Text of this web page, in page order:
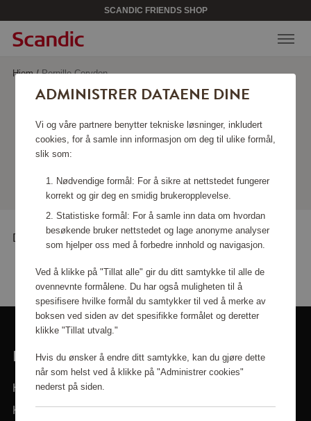
SCANDIC FRIENDS SHOP
Hjem/Pernille Corydon
PERNILLE CORYDON
Det er ingen produkter å vise akkurat nå
ADMINISTRER DATAENE DINE
Vi og våre partnere benytter tekniske løsninger, inkludert
cookies, for å samle inn informasjon om deg til ulike formål,
slik som:
Nødvendige formål: For å sikre at nettstedet fungerer
korrekt og gir deg en smidig brukeropplevelse.
Statistiske formål: For å samle inn data om hvordan
besøkende bruker nettstedet og lage anonyme analyser
som hjelper oss med å forbedre innhold og navigasjon.
Ved å klikke på "Tillat alle" gir du ditt samtykke til alle de
ovennevnte formålene. Du har også muligheten til å
spesifisere hvilke formål du samtykker til ved å merke av
boksen ved siden av det spesifikke formålet og deretter
klikke "Tillat utvalg."
Hvis du ønsker å endre ditt samtykke, kan du gjøre dette
når som helst ved å klikke på "Administrer cookies"
nederst på siden.
LINKER
Hjem
Kategorier